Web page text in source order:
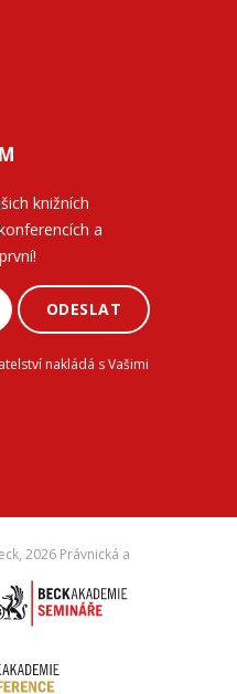
knižních
a
ODESLAT
nakládá s Vašimi
2026 Právnická a